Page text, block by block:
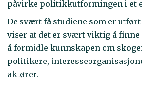
påvirke politikkutformingen i et
De svært få studiene som er
viser at det er svært viktig å finne
å formidle kunnskapen om
politikere,
aktører.